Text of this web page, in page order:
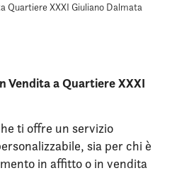
Quartiere XXXI Giuliano Dalmata
Vendita a Quartiere XXXI
ti offre un servizio
sia per chi è
in affitto o in vendita